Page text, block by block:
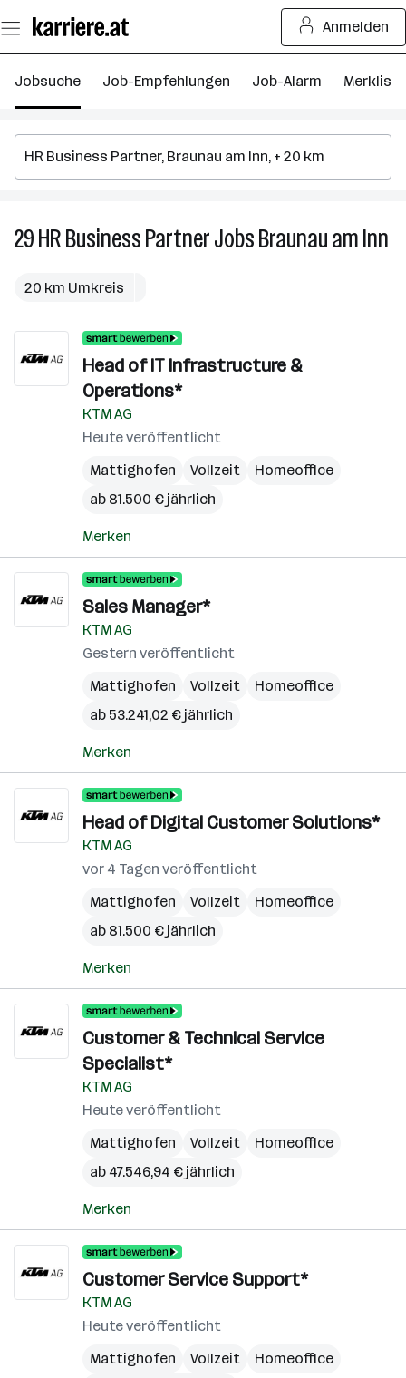
Seiteninhalt
springen
Anmelden
Jobsuche Job-Empfehlungen Job-Alarm Merkliste
29HR Business PartnerJobsBraunau am Inn
20 km Umkreis
Head of IT Infrastructure &
Operations*
KTM AG
Heute veröffentlicht
Mattighofen
Vollzeit
Homeoffice
ab 81.500 € jährlich
Merken
Sales Manager*
KTM AG
Gestern veröffentlicht
Mattighofen
Vollzeit
Homeoffice
ab 53.241,02 € jährlich
Merken
Head of Digital Customer Solutions*
KTM AG
vor 4 Tagen veröffentlicht
Mattighofen
Vollzeit
Homeoffice
ab 81.500 € jährlich
Merken
Customer & Technical Service
Specialist*
KTM AG
Heute veröffentlicht
Mattighofen
Vollzeit
Homeoffice
ab 47.546,94 € jährlich
Merken
Customer Service Support*
KTM AG
Heute veröffentlicht
Mattighofen
Vollzeit
Homeoffice